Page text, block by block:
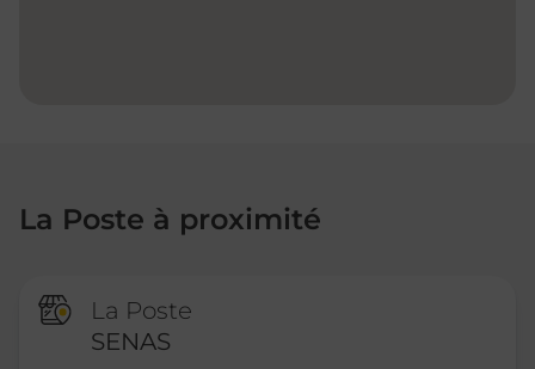
La Poste à proximité
La Poste
SENAS